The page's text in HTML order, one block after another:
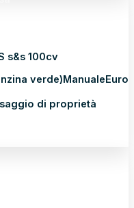
s&s 100cv
verde)ManualeEuro
di proprietà